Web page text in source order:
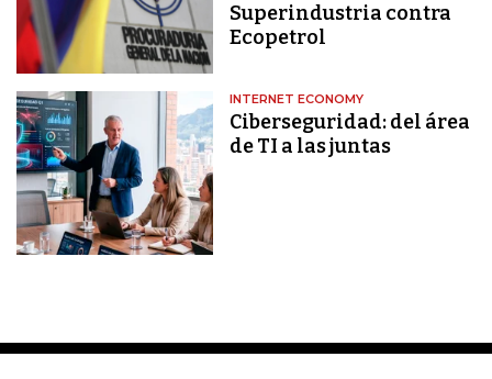
Superindustria contra
Ecopetrol
INTERNET ECONOMY
Ciberseguridad: del área
de TI a las juntas